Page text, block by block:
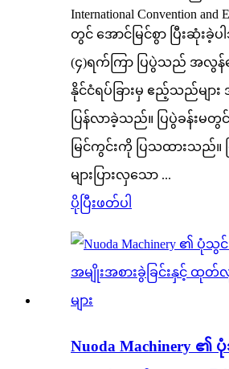
International Convention and
တွင် အောင်မြင်စွာ ပြီးဆုံးခဲ့
(၄)ရက်ကြာ ပြပွဲသည် အလွန်ရေ
နိုင်ငံရပ်ခြားမှ ဧည့်သည်များ
ပြန်လာခဲ့သည်။ ပြပွဲခန်းမတွ
မြင်ကွင်းကို ပြသထားသည်။
များပြားလှသော ...
ပိုပြီးဖတ်ပါ
Nuoda Machinery ၏